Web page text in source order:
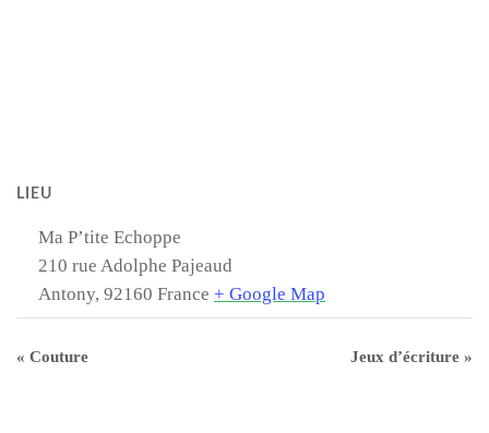
LIEU
Ma P’tite Echoppe
210 rue Adolphe Pajeaud
Antony, 92160 France + Google Map
« Couture Jeux d’écriture »